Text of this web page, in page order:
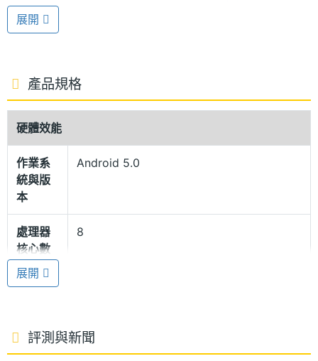
※本文為 SOGI 手機王版權所有，未經授權不得轉載使用※
展開
產品規格
硬體效能
作業系
統與版
本
Android 5.0
處理器
核心數
8
RAM記
ROM儲
存空間
16 GB
展開
評測與新聞